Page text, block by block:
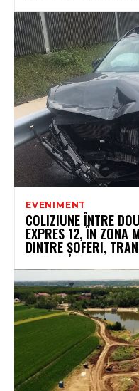
EVENIMENT
COLIZIUNE ÎNTRE
EXPRES 12, ÎN ZONA
DINTRE ȘOFERI,